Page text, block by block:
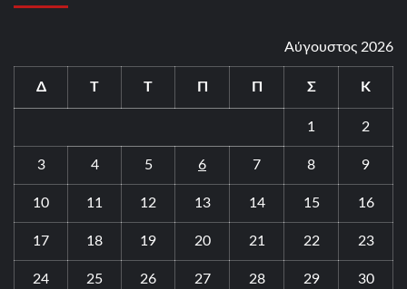
Αύγουστος 2026
Δ Τ Τ Π Π Σ Κ
1 2
3 4 5 6 7 8 9
10 11 12 13 14 15 16
17 18 19 20 21 22 23
24 25 26 27 28 29 30